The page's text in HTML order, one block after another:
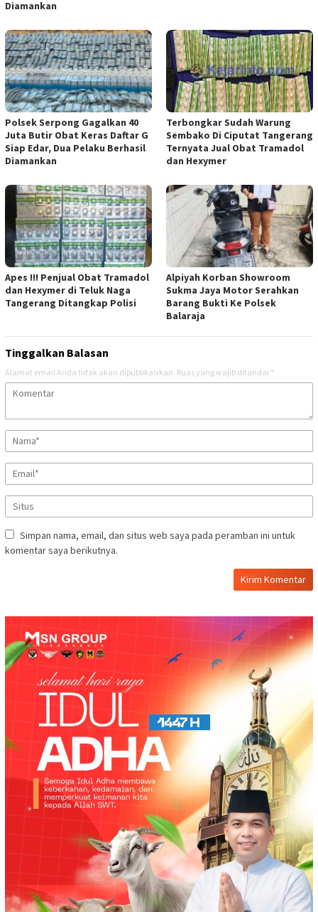
Diamankan
Polsek Serpong Gagalkan 40
Juta Butir Obat Keras Daftar G
Siap Edar, Dua Pelaku Berhasil
Diamankan
Terbongkar Sudah Warung
Sembako Di Ciputat Tangerang
Ternyata Jual Obat Tramadol
dan Hexymer
Apes !!! Penjual Obat Tramadol
dan Hexymer di Teluk Naga
Tangerang Ditangkap Polisi
Alpiyah Korban Showroom
Sukma Jaya Motor Serahkan
Barang Bukti Ke Polsek
Balaraja
Tinggalkan Balasan
Alamat email Anda tidak akan dipublikasikan. Ruas yang wajib ditandai *
Simpan nama, email, dan situs web saya pada peramban ini untuk
komentar saya berikutnya.